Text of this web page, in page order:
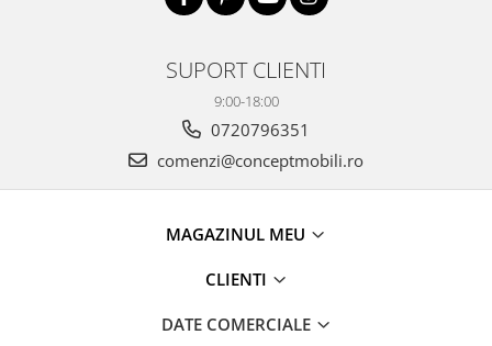
SUPORT CLIENTI
9:00-18:00
0720796351
comenzi@conceptmobili.ro
MAGAZINUL MEU
CLIENTI
DATE COMERCIALE